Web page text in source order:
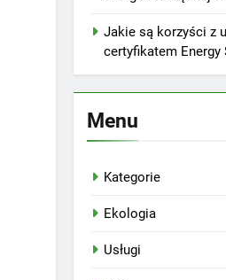
Jakie są korzyści z
certyfikatem Energy
Menu
Kategorie
Ekologia
Usługi